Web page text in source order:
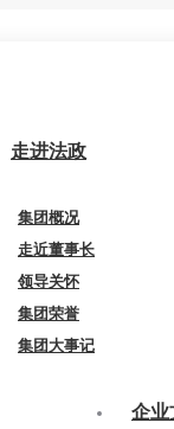
走进法政
集团概况
走近董事长
领导关怀
集团荣誉
集团大事记
企业